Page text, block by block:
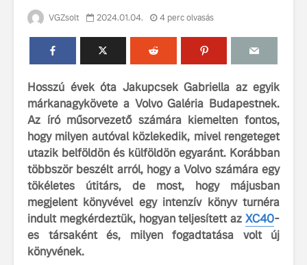
VGZsolt 2024.01.04. 4 perc olvasás
Hosszú évek óta Jakupcsek Gabriella az egyik
márkanagykövete a Volvo Galéria Budapestnek.
Az író műsorvezető számára kiemelten fontos,
hogy milyen autóval közlekedik, mivel rengeteget
utazik belföldön és külföldön egyaránt. Korábban
többször beszélt arról, hogy a Volvo számára egy
tökéletes útitárs, de most, hogy májusban
megjelent könyvével egy intenzív könyv turnéra
indult megkérdeztük, hogyan teljesített az XC40-
es társaként és, milyen fogadtatása volt új
könyvének.
Volvo élmények a
Lajvér Pikniken
Milliók számára lett
elérhető a Volvo
Car UX élmény
Az új Volvo EX60 új
szintre emeli a
fenntarthatóságot
A Volvo
bemutatja
gondosan
amelynek
Az autó,